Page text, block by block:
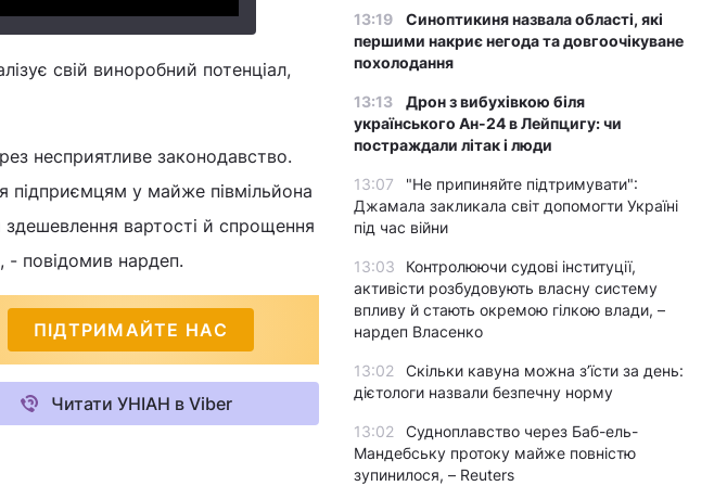
свій виноробний потенціал,
несприятливе законодавство.
підприємцям у майже півмільйона
вартості й спрощення
- повідомив нардеп.
ПІДТРИМАЙТЕ НАС
Читати УНІАН в Viber
13:19
Синоптикиня назвала області, які
першими накриє негода та довгоочікуване
похолодання
13:13
Дрон з вибухівкою біля
українського Ан-24 в Лейпцигу: чи
постраждали літак і люди
13:07
"Не припиняйте підтримувати":
Джамала закликала світ допомогти Україні
під час війни
13:03
Контролюючи судові інституції,
активісти розбудовують власну систему
впливу й стають окремою гілкою влади, –
нардеп Власенко
13:02
Скільки кавуна можна з’їсти за день:
дієтологи назвали безпечну норму
13:02
Судноплавство через Баб-ель-
Мандебську протоку майже повністю
зупинилося, – Reuters